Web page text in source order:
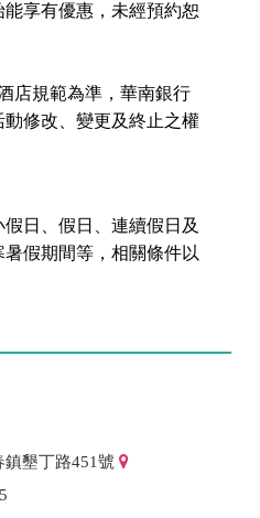
享有優惠，未經預約恕
店規範為準，華南銀行
修改、變更及終止之權
日、假日、連續假日及
假期間等，相關條件以
鎮墾丁路451號